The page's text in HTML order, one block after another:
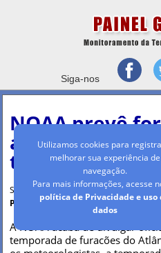
Siga-nos
NOAA prevê
até 10 furacões
temporada de
Sexta-feira, 23 mai 2025 - 15h41
Por Maria Clara Machado
A NOAA acaba de divulgar
temporada de furacões do
Utilizamos cookies para
melhorar sua experiência de
navegação.
Para mais informações, acesse
política de Privacidade e uso
dados